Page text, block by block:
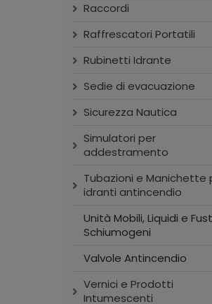
Raccordi
Raffrescatori Portatili
Rubinetti Idrante
Sedie di evacuazione
Sicurezza Nautica
Simulatori per
addestramento
Tubazioni e Manichette
idranti antincendio
Unità Mobili, Liquidi e
Schiumogeni
Valvole Antincendio
Vernici e Prodotti
Intumescenti